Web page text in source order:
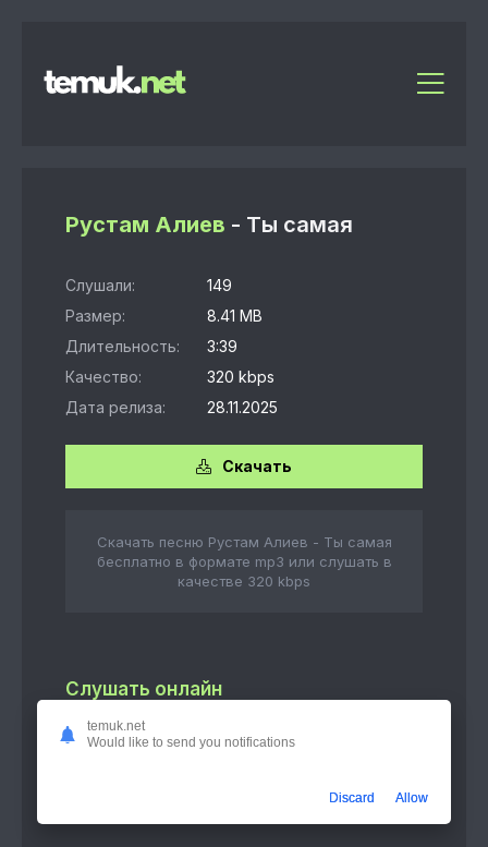
Рустам Алиев - Ты самая
Слушали:
149
Размер:
8.41 MB
Длительность:
3:39
Качество:
320 kbps
Дата релиза:
28.11.2025
Скачать
Скачать песню Рустам Алиев - Ты самая
бесплатно в формате mp3 или слушать в
качестве 320 kbps
Слушать онлайн
Ты самая
temuk.net
Would like to send you notifications
Discard Allow